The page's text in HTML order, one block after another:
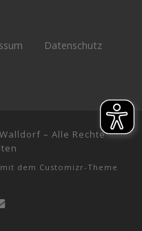
Datenschutz
– Alle Rechte
dem Customizr-Theme